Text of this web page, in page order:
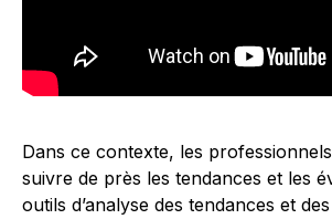
Dans ce contexte, les
suivre de près les tendances et les
outils d’analyse des tendances et